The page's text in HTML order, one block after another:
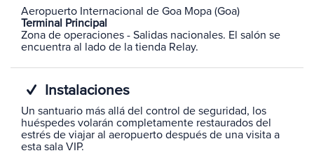
Aeropuerto Internacional de Goa Mopa (Goa)
Terminal Principal
Zona de operaciones - Salidas nacionales. El salón se
encuentra al lado de la tienda Relay.
Instalaciones
Un santuario más allá del control de seguridad, los
huéspedes volarán completamente restaurados del
estrés de viajar al aeropuerto después de una visita a
esta sala VIP.